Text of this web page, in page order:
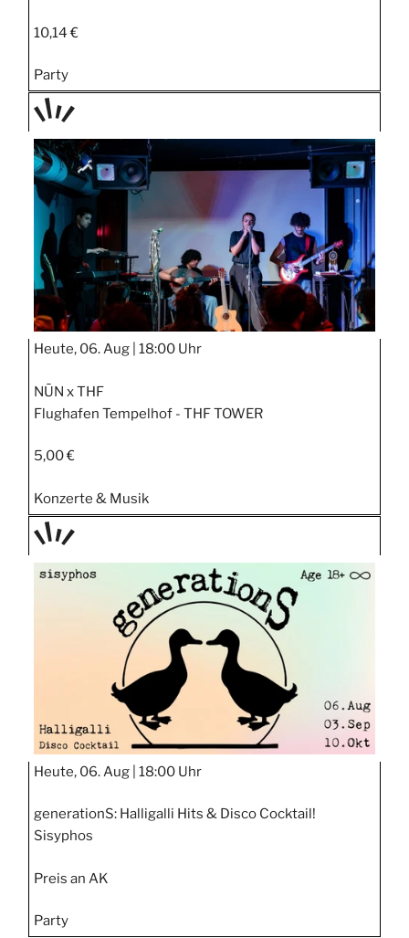
10,14 €
Party
TAGE
STIPP
Heute, 06. Aug | 18:00 Uhr
NŪN x THF
Flughafen Tempelhof - THF TOWER
5,00 €
Konzerte & Musik
TAGE
STIPP
Heute, 06. Aug | 18:00 Uhr
generationS: Halligalli Hits & Disco Cocktail!
Sisyphos
Preis an AK
Party